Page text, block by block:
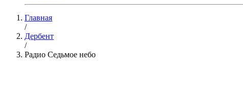
Главная
/
Дербент
/
Радио Седьмое небо